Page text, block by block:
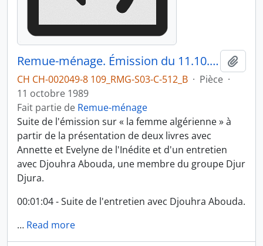
Remue-ménage. Émission du 11.10.1989 2/2
CH CH-002049-8 109_RMG-S03-C-512_B · Pièce ·
11 octobre 1989
Fait partie de Remue-ménage
Suite de l'émission sur « la femme algérienne » à
partir de la présentation de deux livres avec
Annette et Evelyne de l'Inédite et d'un entretien
avec Djouhra Abouda, une membre du groupe Djur
Djura.
00:01:04 - Suite de l'entretien avec Djouhra Abouda.
… Read more